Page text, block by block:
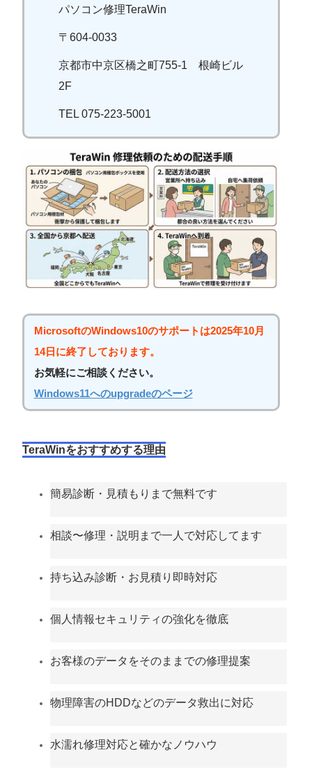
パソコン修理TeraWin
〒604-0033
京都市中京区橋之町755-1 根崎ビル
2F
TEL 075-223-5001
MicrosoftのWindows10のサポートは2025年10月
14日に終了しております。
お気軽にご相談ください。
Windows11へのupgradeのページ
TeraWinをおすすめする理由
簡易診断・見積もりまで無料です
相談〜修理・説明まで一人で対応してます
持ち込み診断・お見積り即時対応
個人情報セキュリティの強化を徹底
お客様のデータをそのままでの修理提案
物理障害のHDDなどのデータ救出に対応
水濡れ修理対応と確かなノウハウ